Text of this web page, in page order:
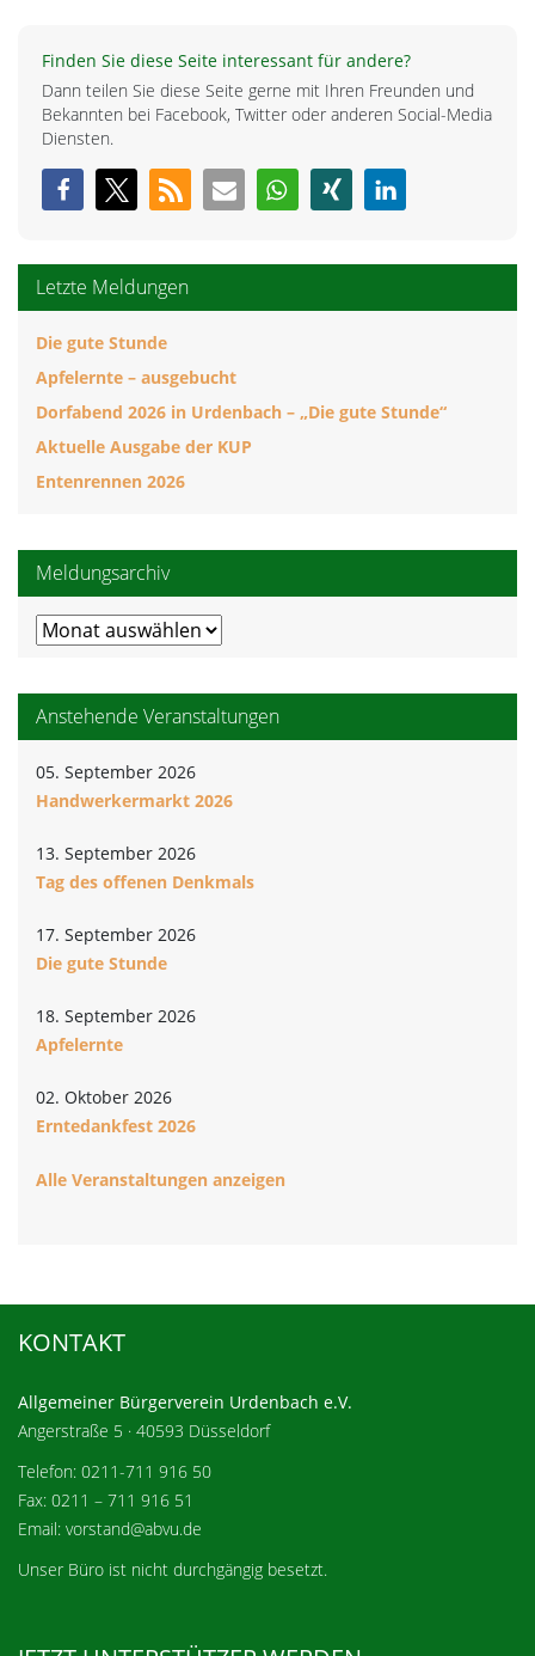
Finden Sie diese Seite interessant für andere?
Dann teilen Sie diese Seite gerne mit Ihren Freunden und
Bekannten bei Facebook, Twitter oder anderen Social-Media
Diensten.
Letzte Meldungen
Die gute Stunde
Apfelernte – ausgebucht
Dorfabend 2026 in Urdenbach – „Die gute Stunde“
Aktuelle Ausgabe der KUP
Entenrennen 2026
Meldungsarchiv
Meldungsarchiv
Anstehende Veranstaltungen
05. September 2026
Handwerkermarkt 2026
13. September 2026
Tag des offenen Denkmals
17. September 2026
Die gute Stunde
18. September 2026
Apfelernte
02. Oktober 2026
Erntedankfest 2026
Alle Veranstaltungen anzeigen
KONTAKT
Allgemeiner Bürgerverein Urdenbach e.V.
Angerstraße 5 · 40593 Düsseldorf
Telefon: 0211-711 916 50
Fax: 0211 – 711 916 51
Email: vorstand@abvu.de
Unser Büro ist nicht durchgängig besetzt.